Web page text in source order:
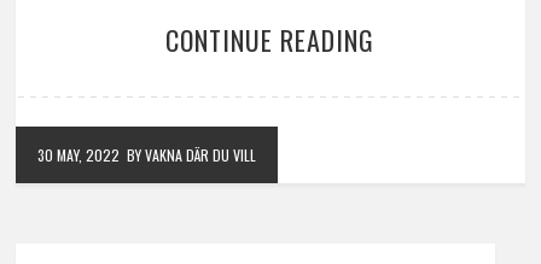
CONTINUE READING
30 MAY, 2022 BY VAKNA DÄR DU VILL